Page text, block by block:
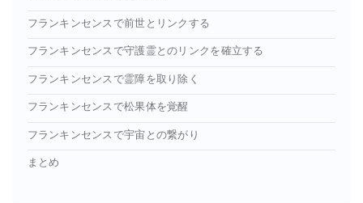
フランキンセンスで前世とリンクする
フランキンセンスで守護霊とのリンクを確立する
フランキンセンスで霊障を取り除く
フランキンセンスで松果体を覚醒
フランキンセンスで宇宙との繋がり
まとめ